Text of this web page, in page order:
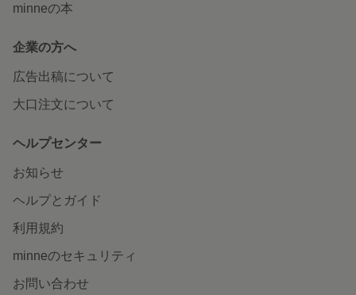
minneの本
企業の方へ
広告出稿について
大口注文について
ヘルプセンター
お知らせ
ヘルプとガイド
利用規約
minneのセキュリティ
お問い合わせ